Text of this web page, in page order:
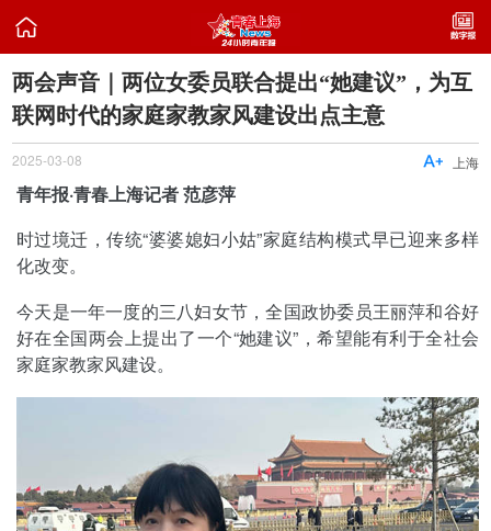

两会声音｜两位女委员联合提出“她建议”，为互
联网时代的家庭家教家风建设出点主意
2025-03-08 上海

青年报·青春上海记者 范彦萍
时过境迁，传统“婆婆媳妇小姑”家庭结构模式早已迎来多样
化改变。
今天是一年一度的三八妇女节，全国政协委员王丽萍和谷好
好在全国两会上提出了一个“她建议”，希望能有利于全社会
家庭家教家风建设。